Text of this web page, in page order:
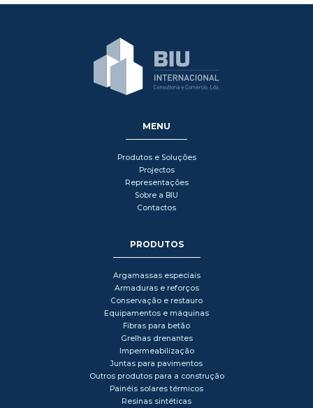
MENU
Produtos e Soluções
Projectos
Representações
Sobre a BIU
Contactos
PRODUTOS
Argamassas especiais
Armaduras e reforços
Conservação e restauro
Equipamentos e máquinas
Fibras para betão
Grelhas drenantes
Impermeabilização
Juntas para pavimentos
Outros produtos para a construção
Painéis solares térmicos
Resinas sintéticas